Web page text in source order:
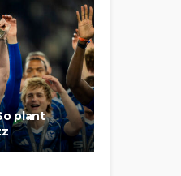
plant